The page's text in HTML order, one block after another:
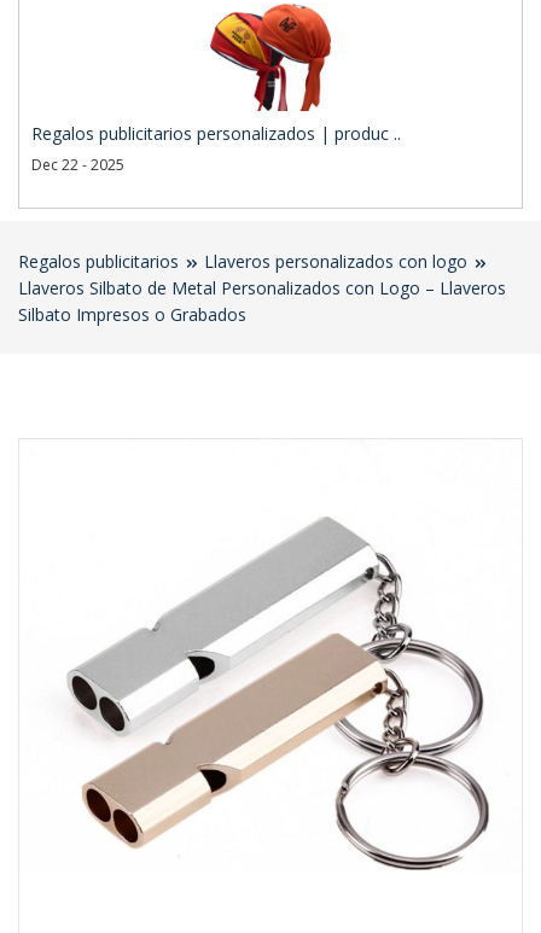
Regalos publicitarios personalizados | produc ..
Dec 22 - 2025
Regalos publicitarios
Llaveros personalizados con logo
Llaveros Silbato de Metal Personalizados con Logo – Llaveros
Silbato Impresos o Grabados